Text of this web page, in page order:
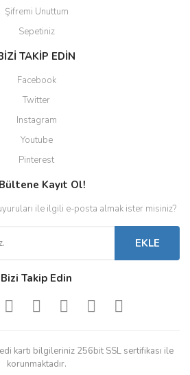
Şifremi Unuttum
Sepetiniz
TAKİP EDİN
Facebook
Twitter
Instagram
Youtube
Pinterest
Kayıt Ol!
ile ilgili e-posta almak ister misiniz?
EKLE
Bizi Takip Edin
kartı bilgileriniz 256bit SSL sertifikası ile
korunmaktadır.